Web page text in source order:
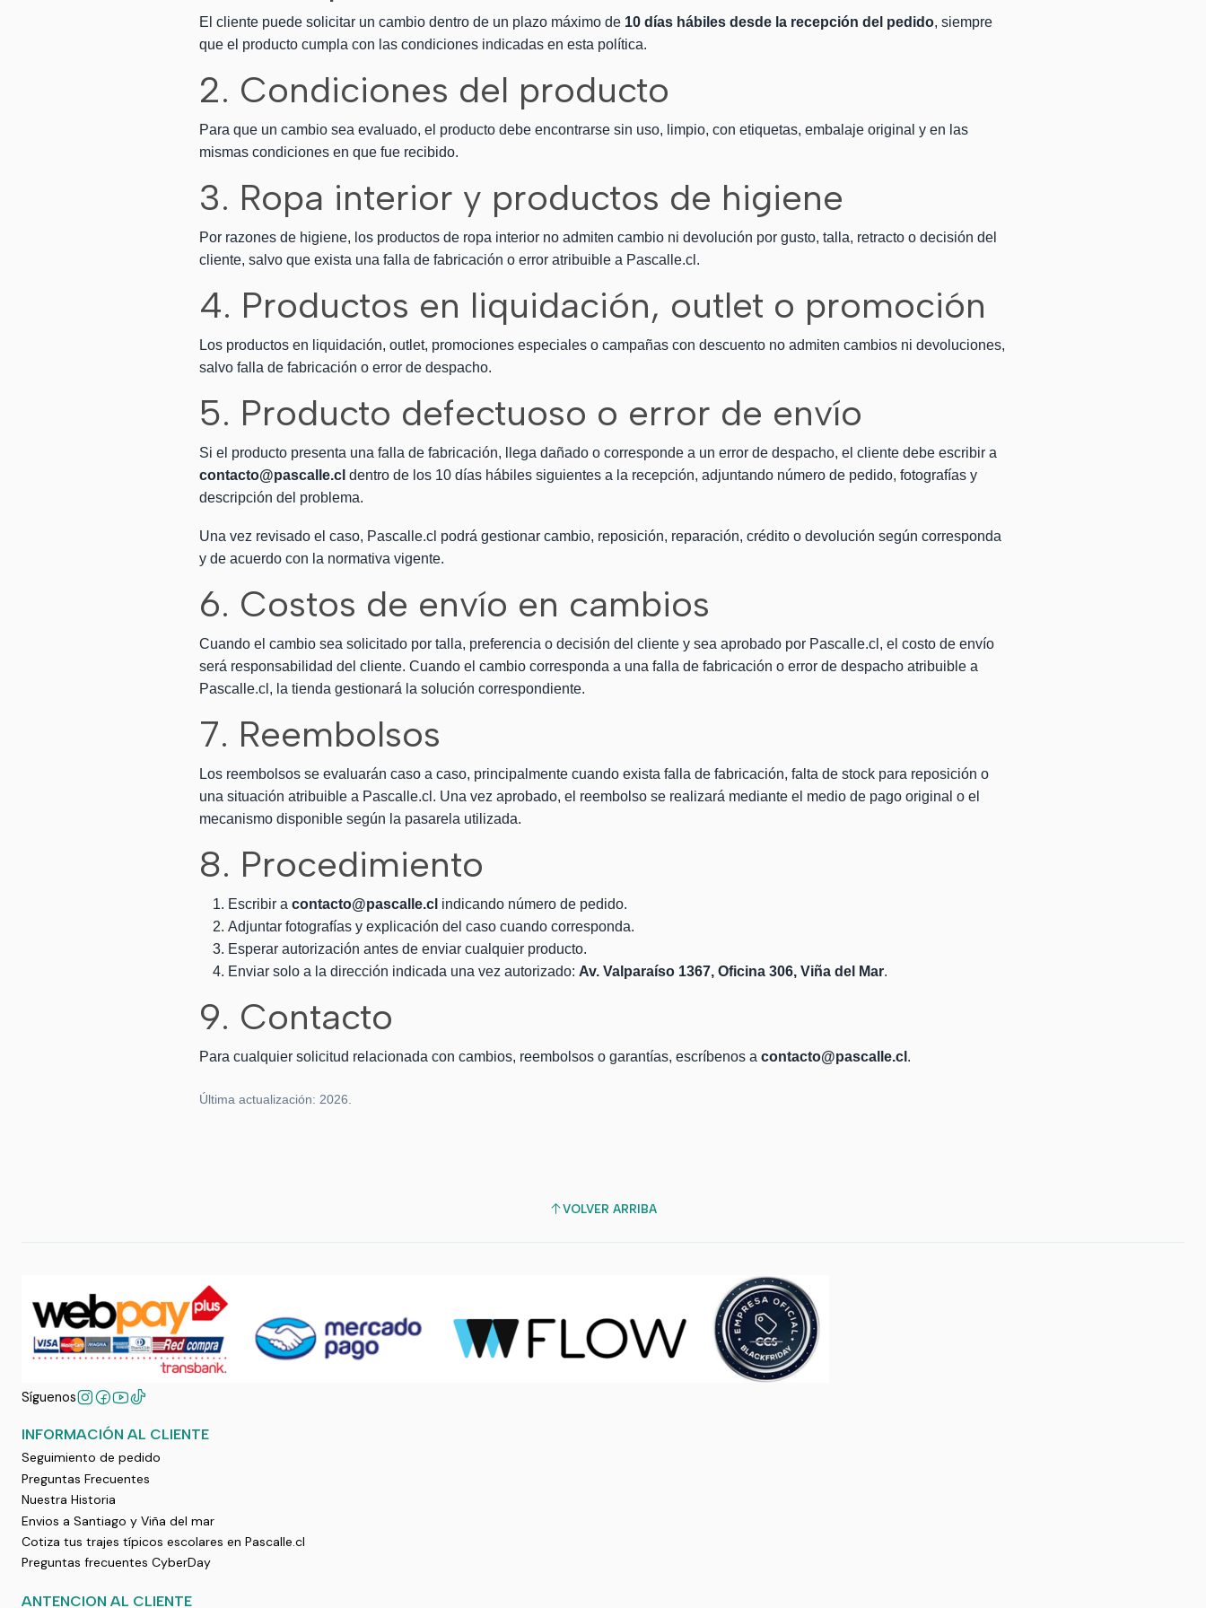
El cliente puede solicitar un cambio dentro de un plazo máximo de 10 días hábiles desde la recepción del pedido, siempre
que el producto cumpla con las condiciones indicadas en esta política.
2. Condiciones del producto
Para que un cambio sea evaluado, el producto debe encontrarse sin uso, limpio, con etiquetas, embalaje original y en las
mismas condiciones en que fue recibido.
3. Ropa interior y productos de higiene
Por razones de higiene, los productos de ropa interior no admiten cambio ni devolución por gusto, talla, retracto o decisión del
cliente, salvo que exista una falla de fabricación o error atribuible a Pascalle.cl.
4. Productos en liquidación, outlet o promoción
Los productos en liquidación, outlet, promociones especiales o campañas con descuento no admiten cambios ni devoluciones,
salvo falla de fabricación o error de despacho.
5. Producto defectuoso o error de envío
Si el producto presenta una falla de fabricación, llega dañado o corresponde a un error de despacho, el cliente debe escribir a
contacto@pascalle.cl dentro de los 10 días hábiles siguientes a la recepción, adjuntando número de pedido, fotografías y
descripción del problema.
Una vez revisado el caso, Pascalle.cl podrá gestionar cambio, reposición, reparación, crédito o devolución según corresponda
y de acuerdo con la normativa vigente.
6. Costos de envío en cambios
Cuando el cambio sea solicitado por talla, preferencia o decisión del cliente y sea aprobado por Pascalle.cl, el costo de envío
será responsabilidad del cliente. Cuando el cambio corresponda a una falla de fabricación o error de despacho atribuible a
Pascalle.cl, la tienda gestionará la solución correspondiente.
7. Reembolsos
Los reembolsos se evaluarán caso a caso, principalmente cuando exista falla de fabricación, falta de stock para reposición o
una situación atribuible a Pascalle.cl. Una vez aprobado, el reembolso se realizará mediante el medio de pago original o el
mecanismo disponible según la pasarela utilizada.
8. Procedimiento
Escribir a contacto@pascalle.cl indicando número de pedido.
Adjuntar fotografías y explicación del caso cuando corresponda.
Esperar autorización antes de enviar cualquier producto.
Enviar solo a la dirección indicada una vez autorizado: Av. Valparaíso 1367, Oficina 306, Viña del Mar.
9. Contacto
Para cualquier solicitud relacionada con cambios, reembolsos o garantías, escríbenos a contacto@pascalle.cl .
Última actualización: 2026.
VOLVER ARRIBA
Síguenos
INFORMACIÓN AL CLIENTE
Seguimiento de pedido
Preguntas Frecuentes
Nuestra Historia
Envios a Santiago y Viña del mar
Cotiza tus trajes típicos escolares en Pascalle.cl
Preguntas frecuentes CyberDay
ANTENCION AL CLIENTE